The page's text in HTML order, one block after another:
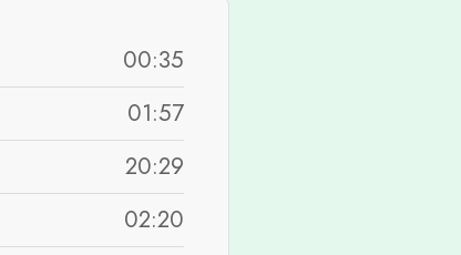
00:35
01:57
20:29
02:20